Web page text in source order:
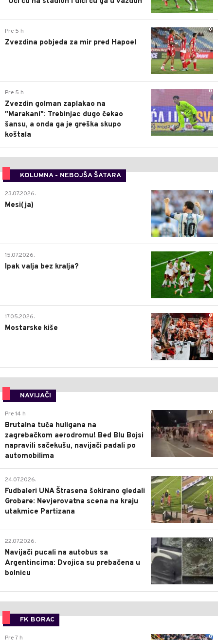
0
Pre 5 h
Zvezdina pobjeda za mir pred Hapoel
0
Pre 5 h
Zvezdin golman zaplakao na
"Marakani": Trebinjac dugo čekao
šansu, a onda ga je greška skupo
koštala
KOLUMNA - NEBOJŠA ŠATARA
0
23.07.2026.
Mesi(ja)
2
15.07.2026.
Ipak valja bez kralja?
0
17.05.2026.
Mostarske kiše
NAVIJAČI
0
Pre 14 h
Brutalna tuča huligana na
zagrebačkom aerodromu! Bed Blu Bojsi
napravili sačekušu, navijači padali po
automobilima
0
24.07.2026.
Fudbaleri UNA Štrasena šokirano gledali
Grobare: Nevjerovatna scena na kraju
utakmice Partizana
0
22.07.2026.
Navijači pucali na autobus sa
Argentincima: Dvojica su prebačena u
bolnicu
FK BORAC
0
Pre 7 h